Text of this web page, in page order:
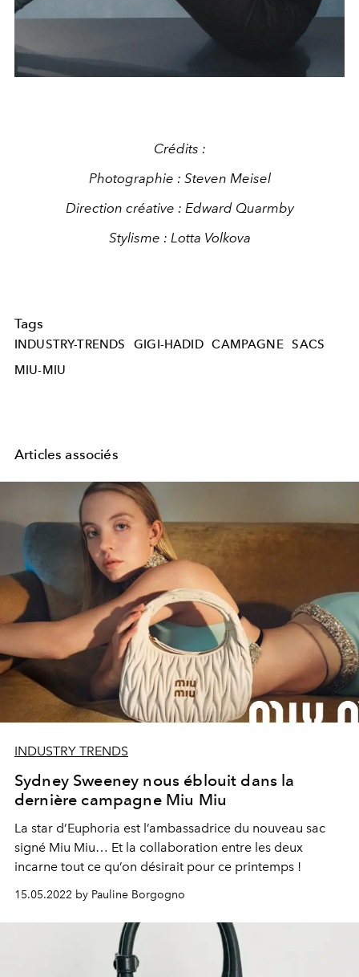
Crédits :
Photographie : Steven Meisel
Direction créative : Edward Quarmby
Stylisme : Lotta Volkova
Tags
INDUSTRY-TRENDS GIGI-HADID CAMPAGNE SACS
MIU-MIU
Articles associés
INDUSTRY TRENDS
Sydney Sweeney nous éblouit dans la
dernière campagne Miu Miu
La star d’Euphoria est l’ambassadrice du nouveau sac
signé Miu Miu… Et la collaboration entre les deux
incarne tout ce qu’on désirait pour ce printemps !
15.05.2022 by Pauline Borgogno